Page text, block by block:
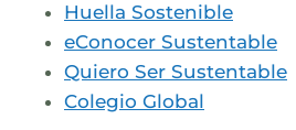
Huella Sostenible
eConocer Sustentable
Quiero Ser Sustentable
Colegio Global